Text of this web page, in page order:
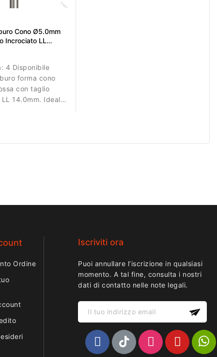
Cono Ø5.0mm
Incrociato LL
4 Disponibile
forma cono
con taglio
14.0mm. Ideale
Ordine
Iscriviti ora
Puoi annullare l’iscrizione in qualsiasi
momento. A tal fine, consulta i nostri
dati di contatto nelle note legali.